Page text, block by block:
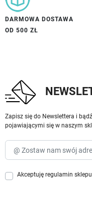
DARMOWA DOSTAWA
OD 500 ZŁ
Zapisz się do Newslettera i
pojawiającymi się w naszym
Akceptuję regulamin sklepu